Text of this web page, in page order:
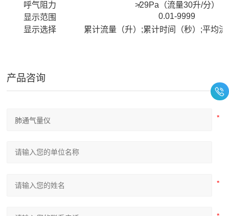
呼气阻力
≯29Pa（流量30升/分）
显示范围
0.01-9999
显示选择
累计流量（升）;累计时间（秒）;平均
产品咨询